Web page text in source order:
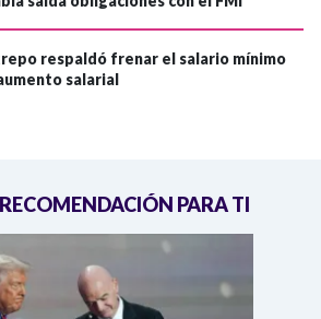
respaldó frenar el salario mínimo
salarial
PARA TI